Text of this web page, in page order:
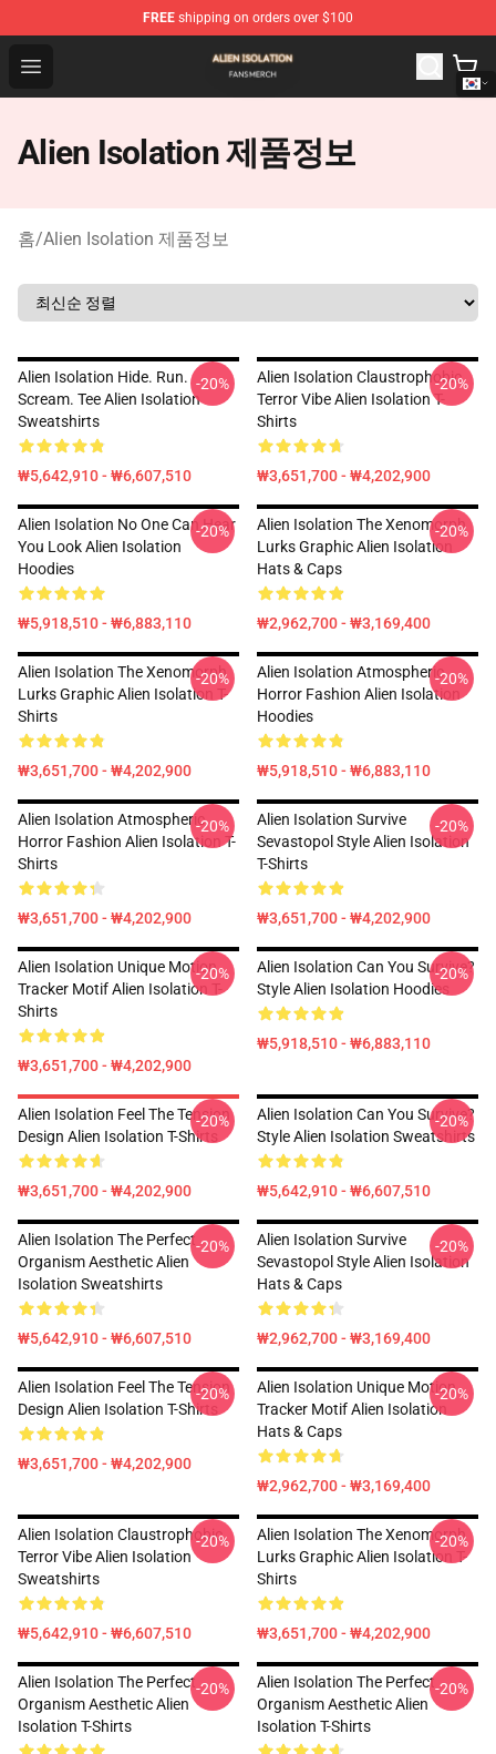
FREE shipping on orders over $100
Open menu
Alien Isolation Shop - Official Alien Isolation
Alien Isolation 제품정보
홈/Alien Isolation 제품정보
Alien Isolation Hide. Run.
Scream. Tee Alien Isolation
Sweatshirts
₩5,642,910 - ₩6,607,510
-20%
Alien Isolation Claustrophobic
Terror Vibe Alien Isolation T-
Shirts
₩3,651,700 - ₩4,202,900
-20%
Alien Isolation No One Can Hear
You Look Alien Isolation
Hoodies
₩5,918,510 - ₩6,883,110
-20%
Alien Isolation The Xenomorph
Lurks Graphic Alien Isolation
Hats & Caps
₩2,962,700 - ₩3,169,400
-20%
Alien Isolation The Xenomorph
Lurks Graphic Alien Isolation T-
Shirts
₩3,651,700 - ₩4,202,900
-20%
Alien Isolation Atmospheric
Horror Fashion Alien Isolation
Hoodies
₩5,918,510 - ₩6,883,110
-20%
Alien Isolation Atmospheric
Horror Fashion Alien Isolation T-
Shirts
₩3,651,700 - ₩4,202,900
-20%
Alien Isolation Survive
Sevastopol Style Alien Isolation
T-Shirts
₩3,651,700 - ₩4,202,900
-20%
Alien Isolation Unique Motion
Tracker Motif Alien Isolation T-
Shirts
₩3,651,700 - ₩4,202,900
-20%
Alien Isolation Can You Survive?
Style Alien Isolation Hoodies
₩5,918,510 - ₩6,883,110
-20%
Alien Isolation Feel The Tension
Design Alien Isolation T-Shirts
₩3,651,700 - ₩4,202,900
-20%
Alien Isolation Can You Survive?
Style Alien Isolation Sweatshirts
₩5,642,910 - ₩6,607,510
-20%
Alien Isolation The Perfect
Organism Aesthetic Alien
Isolation Sweatshirts
₩5,642,910 - ₩6,607,510
-20%
Alien Isolation Survive
Sevastopol Style Alien Isolation
Hats & Caps
₩2,962,700 - ₩3,169,400
-20%
Alien Isolation Feel The Tension
Design Alien Isolation T-Shirts
₩3,651,700 - ₩4,202,900
-20%
Alien Isolation Unique Motion
Tracker Motif Alien Isolation
Hats & Caps
₩2,962,700 - ₩3,169,400
-20%
Alien Isolation Claustrophobic
Terror Vibe Alien Isolation
Sweatshirts
₩5,642,910 - ₩6,607,510
-20%
Alien Isolation The Xenomorph
Lurks Graphic Alien Isolation T-
Shirts
₩3,651,700 - ₩4,202,900
-20%
Alien Isolation The Perfect
Organism Aesthetic Alien
Isolation T-Shirts
-20%
Alien Isolation The Perfect
Organism Aesthetic Alien
Isolation T-Shirts
-20%